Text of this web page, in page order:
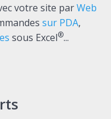
votre site parWeb
sur PDA,
sous Excel®...